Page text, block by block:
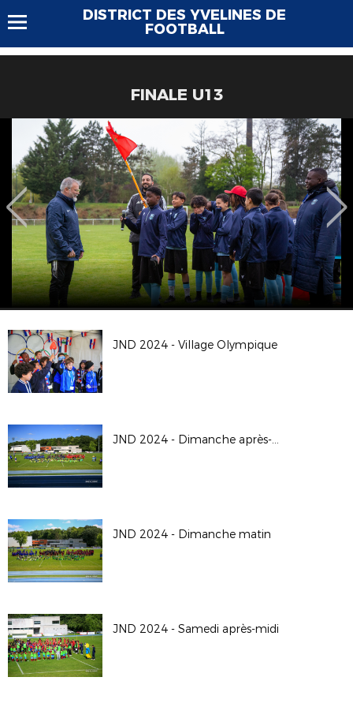
DISTRICT DES YVELINES DE
FOOTBALL
FINALE U13
JND 2024 - Village Olympique
JND 2024 - Dimanche après-midi
JND 2024 - Dimanche matin
JND 2024 - Samedi après-midi